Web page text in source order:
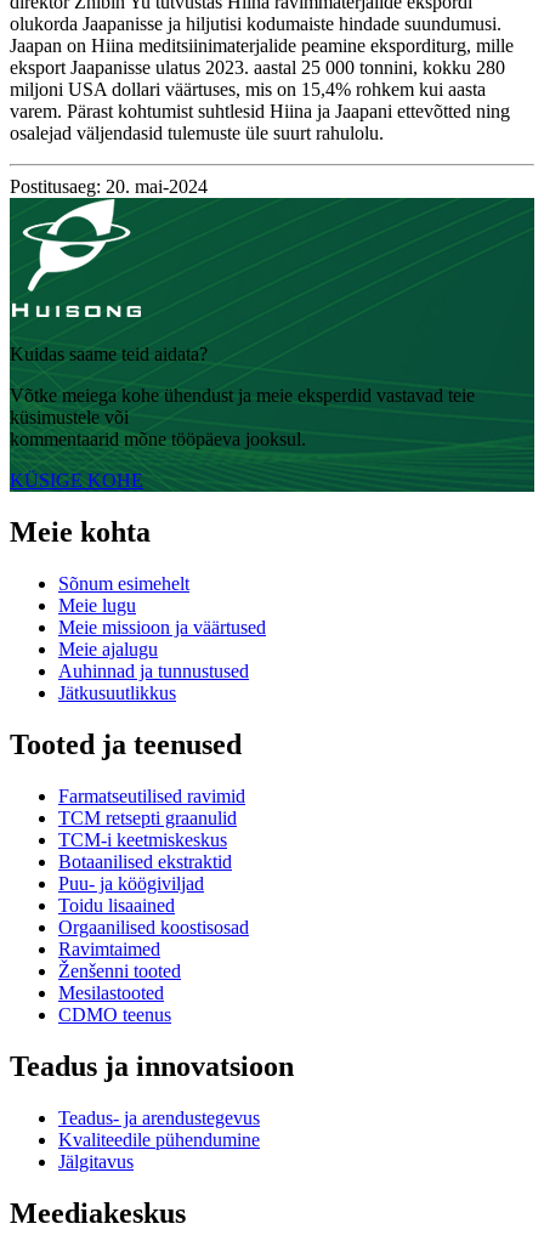
olukorda Jaapanisse ja hiljutisi kodumaiste hindade suundumusi.
Jaapan on Hiina meditsiinimaterjalide peamine eksporditurg, mille
eksport Jaapanisse ulatus 2023. aastal 25 000 tonnini, kokku 280
miljoni USA dollari väärtuses, mis on 15,4% rohkem kui aasta
varem. Pärast kohtumist suhtlesid Hiina ja Jaapani ettevõtted ning
osalejad väljendasid tulemuste üle suurt rahulolu.
Postitusaeg: 20. mai-2024
Kuidas saame teid aidata?
Võtke meiega kohe ühendust ja meie eksperdid vastavad teie
küsimustele või
kommentaarid mõne tööpäeva jooksul.
KÜSIGE KOHE
Meie kohta
Sõnum esimehelt
Meie lugu
Meie missioon ja väärtused
Meie ajalugu
Auhinnad ja tunnustused
Jätkusuutlikkus
Tooted ja teenused
Farmatseutilised ravimid
TCM retsepti graanulid
TCM-i keetmiskeskus
Botaanilised ekstraktid
Puu- ja köögiviljad
Toidu lisaained
Orgaanilised koostisosad
Ravimtaimed
Ženšenni tooted
Mesilastooted
CDMO teenus
Teadus ja innovatsioon
Teadus- ja arendustegevus
Kvaliteedile pühendumine
Jälgitavus
Meediakeskus